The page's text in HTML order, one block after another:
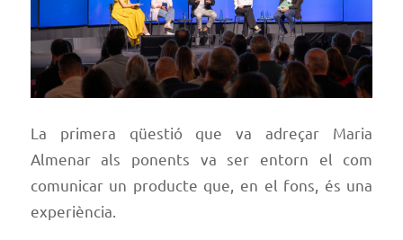
La primera qüestió que va adreçar Maria
Almenar als ponents va ser entorn el com
comunicar un producte que, en el fons, és una
experiència.